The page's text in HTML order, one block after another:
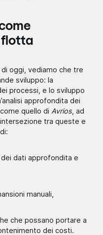
flotta
oggi, vediamo che tre
sviluppo: la
processi, e lo sviluppo
approfondita dei
quello di Avrios , ad
tra queste e
dei dati approfondita e
manuali,
che possano portare a
dei costi.